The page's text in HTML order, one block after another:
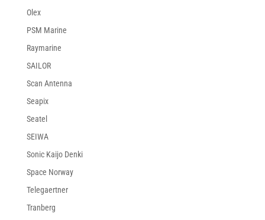
Olex
PSM Marine
Raymarine
SAILOR
Scan Antenna
Seapix
Seatel
SEIWA
Sonic Kaijo Denki
Space Norway
Telegaertner
Tranberg